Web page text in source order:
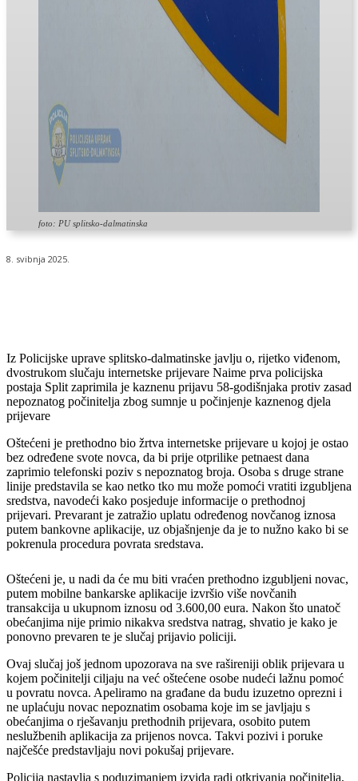
foto: PU splitsko-dalmatinska
8. svibnja 2025.
Iz Policijske uprave splitsko-dalmatinske javlju o, rijetko viđenom,
dvostrukom slučaju internetske prijevare Naime prva policijska
postaja Split zaprimila je kaznenu prijavu 58-godišnjaka protiv zasad
nepoznatog počinitelja zbog sumnje u počinjenje kaznenog djela
prijevare
Oštećeni je prethodno bio žrtva internetske prijevare u kojoj je ostao
bez određene svote novca, da bi prije otprilike petnaest dana
zaprimio telefonski poziv s nepoznatog broja. Osoba s druge strane
linije predstavila se kao netko tko mu može pomoći vratiti izgubljena
sredstva, navodeći kako posjeduje informacije o prethodnoj
prijevari. Prevarant je zatražio uplatu određenog novčanog iznosa
putem bankovne aplikacije, uz objašnjenje da je to nužno kako bi se
pokrenula procedura povrata sredstava.
Oštećeni je, u nadi da će mu biti vraćen prethodno izgubljeni novac,
putem mobilne bankarske aplikacije izvršio više novčanih
transakcija u ukupnom iznosu od 3.600,00 eura. Nakon što unatoč
obećanjima nije primio nikakva sredstva natrag, shvatio je kako je
ponovno prevaren te je slučaj prijavio policiji.
Ovaj slučaj još jednom upozorava na sve rašireniji oblik prijevara u
kojem počinitelji ciljaju na već oštećene osobe nudeći lažnu pomoć
u povratu novca. Apeliramo na građane da budu izuzetno oprezni i
ne uplaćuju novac nepoznatim osobama koje im se javljaju s
obećanjima o rješavanju prethodnih prijevara, osobito putem
neslužbenih aplikacija za prijenos novca. Takvi pozivi i poruke
najčešće predstavljaju novi pokušaj prijevare.
Policija nastavlja s poduzimanjem izvida radi otkrivanja počinitelja,